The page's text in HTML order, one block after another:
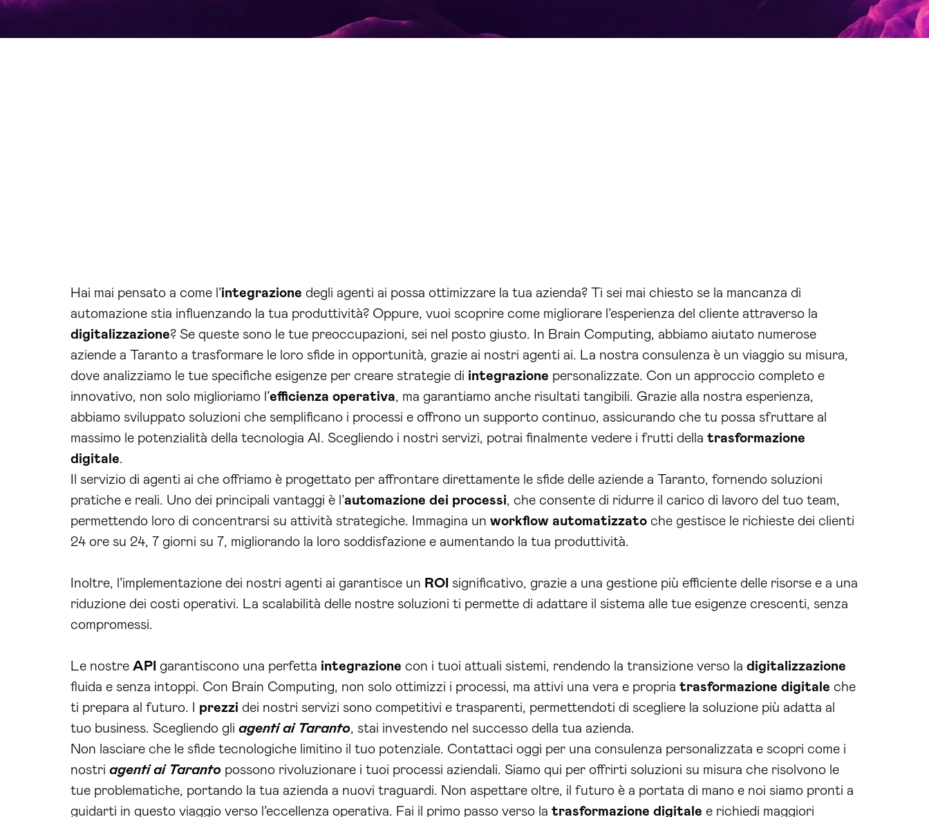
Hai mai pensato a come l’integrazione degli agenti ai possa ottimizzare la tua azienda? Ti sei mai chiesto se la mancanza di
automazione stia influenzando la tua produttività? Oppure, vuoi scoprire come migliorare l’esperienza del cliente attraverso la
digitalizzazione? Se queste sono le tue preoccupazioni, sei nel posto giusto. In Brain Computing, abbiamo aiutato numerose
aziende a Taranto a trasformare le loro sfide in opportunità, grazie ai nostri agenti ai. La nostra consulenza è un viaggio su misura,
dove analizziamo le tue specifiche esigenze per creare strategie di integrazione personalizzate. Con un approccio completo e
innovativo, non solo miglioriamo l’efficienza operativa, ma garantiamo anche risultati tangibili. Grazie alla nostra esperienza,
abbiamo sviluppato soluzioni che semplificano i processi e offrono un supporto continuo, assicurando che tu possa sfruttare al
massimo le potenzialità della tecnologia AI. Scegliendo i nostri servizi, potrai finalmente vedere i frutti della trasformazione
digitale.
Il servizio di agenti ai che offriamo è progettato per affrontare direttamente le sfide delle aziende a Taranto, fornendo soluzioni
pratiche e reali. Uno dei principali vantaggi è l’automazione dei processi, che consente di ridurre il carico di lavoro del tuo team,
permettendo loro di concentrarsi su attività strategiche. Immagina un workflow automatizzato che gestisce le richieste dei clienti
24 ore su 24, 7 giorni su 7, migliorando la loro soddisfazione e aumentando la tua produttività.
Inoltre, l’implementazione dei nostri agenti ai garantisce un ROI significativo, grazie a una gestione più efficiente delle risorse e a una
riduzione dei costi operativi. La scalabilità delle nostre soluzioni ti permette di adattare il sistema alle tue esigenze crescenti, senza
compromessi.
Le nostre API garantiscono una perfetta integrazione con i tuoi attuali sistemi, rendendo la transizione verso la digitalizzazione
fluida e senza intoppi. Con Brain Computing, non solo ottimizzi i processi, ma attivi una vera e propria trasformazione digitale che
ti prepara al futuro. I prezzi dei nostri servizi sono competitivi e trasparenti, permettendoti di scegliere la soluzione più adatta al
tuo business. Scegliendo gli agenti ai Taranto, stai investendo nel successo della tua azienda.
Non lasciare che le sfide tecnologiche limitino il tuo potenziale. Contattaci oggi per una consulenza personalizzata e scopri come i
nostri agenti ai Taranto possono rivoluzionare i tuoi processi aziendali. Siamo qui per offrirti soluzioni su misura che risolvono le
tue problematiche, portando la tua azienda a nuovi traguardi. Non aspettare oltre, il futuro è a portata di mano e noi siamo pronti a
guidarti in questo viaggio verso l’eccellenza operativa. Fai il primo passo verso la trasformazione digitale e richiedi maggiori